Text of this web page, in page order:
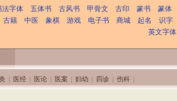
法字体 五体书 古风书 甲骨文 古印 篆书 篆体
古籍 中医 象棋 游戏 电子书 商城 起名 识字
英文字体
医经 医论 医案 妇幼 四诊 伤科